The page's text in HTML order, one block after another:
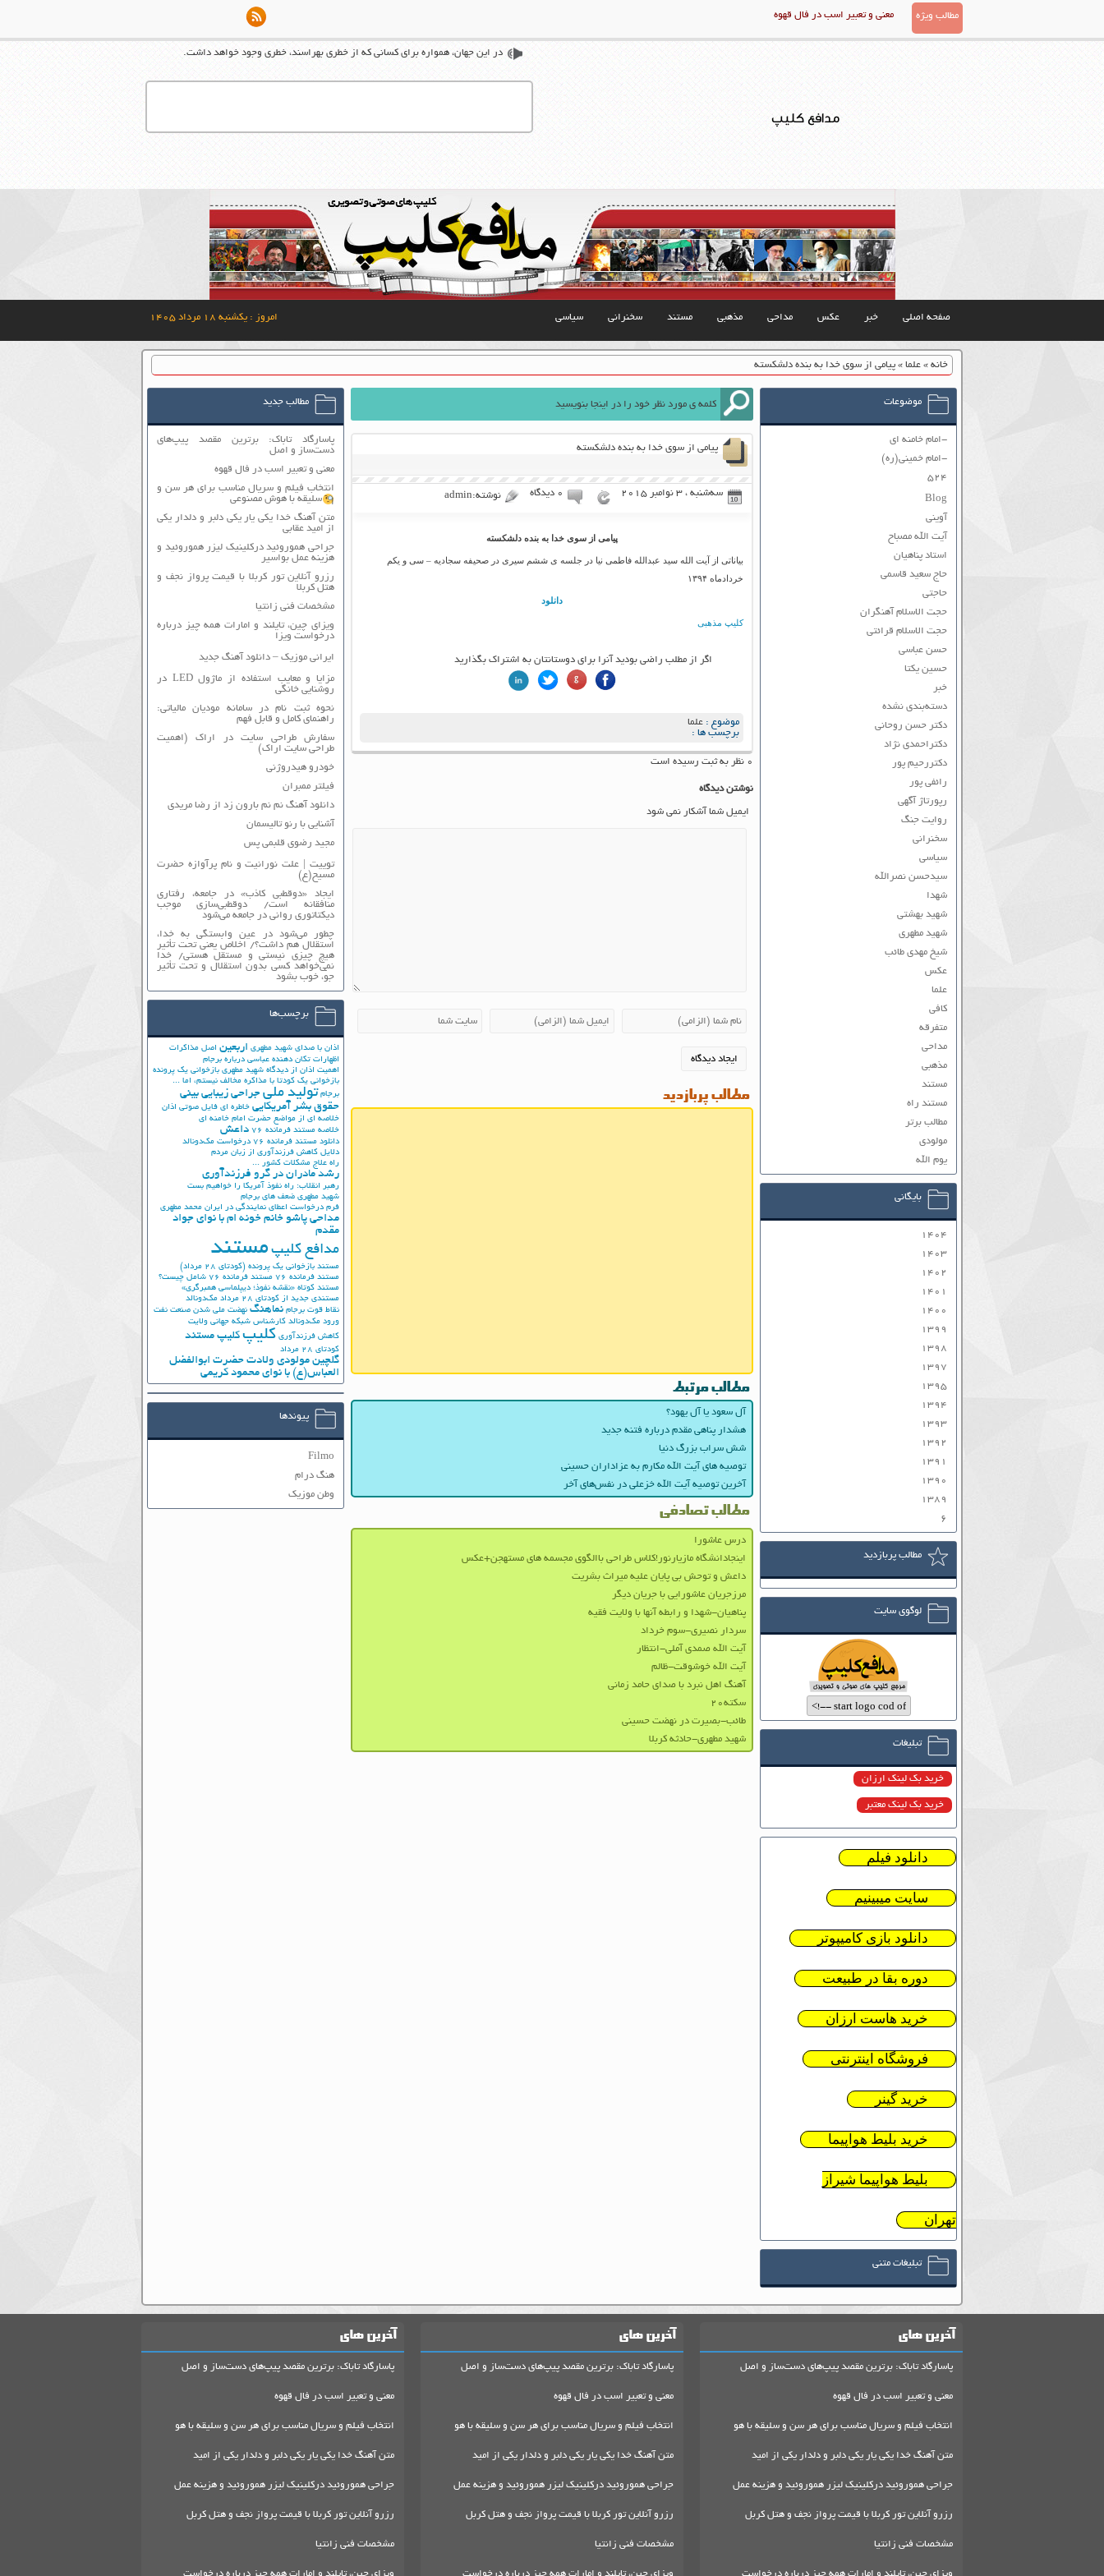
مطالب ویژه معنی و تعبیر اسب در فال قهوه
مدافع کلیپ
در این جهان، همواره برای كسانی كه از خطری بهراسند، خطری وجود خواهد داشت.
صفحه اصلی خبر عکس مداحی مذهبی مستند سخنرانی سیاسی امروز : یکشنبه ۱۸ مرداد ۱۴۰۵
خانه» علما» پیامی از سوی خدا به بنده دلشکسته
پیامی از سوی خدا به بنده دلشکسته
سه‌شنبه ، 3 نوامبر 2015 ۰ دیدگاه نوشته:admin
پیامی از سوی خدا به بنده دلشکسته
بیاناتی از آیت الله سید عبدالله فاطمی نیا در جلسه ی ششم سیری در صحیفه سجادیه – سی و یکم
خردادماه ۱۳۹۴
دانلود
کلیپ مذهبی
اگر از مطلب راضی بودید آنرا برای دوستانتان به اشتراک بگذارید
موضوع : علما
برچسب ها :
۰ نظر به ثبت رسیده است
نوشتن دیدگاه
ایمیل شما آشکار نمی شود
مطالب پربازدید
مطالب مرتبط
آل سعود یا آل یهود؟
هشدار پناهی مقدم درباره فتنه جدید
شش سراب بزرگ دنیا
توصیه های آیت الله مکارم به عزاداران حسینی
آخرین توصیه‌ آیت‌ الله خزعلی در نفس‌های آخر
مطالب تصادفی
درس عاشورا
اینجادانشگاه مازیارنور!کلاس طراحی باالگوی مجسمه های مستهجن+عکس
داعش و توحش بی پايان عليه ميراث بشريت
مرزجریان عاشورایی با جریان دیگر
پناهیان-شهدا و رابطه آنها با ولایت فقیه
سردار نصیری-سوم خرداد
آیت الله صمدی آملی-انتظار
آیت الله خوشوقت-ظالم
آهنگ اهل نبرد با صدای حامد زمانی
سکته۲۰
طائب-بصیرت در نهضت حسینی
شهید مطهری-حادثه کربلا
موضوعات
-امام خامنه ای
-امام خمینی(ره)
۵۲۴
Blog
آوینی
آیت الله مصباح
استاد پناهیان
حاج سعید قاسمی
حاجتی
حجت الاسلام آهنگران
حجت الاسلام قرائتی
حسن عباسی
حسین یکتا
خبر
دسته‌بندی نشده
دکتر حسن روحانی
دکتراحمدی نژاد
دکتررحیم پور
رائفی پور
رپورتاژ آگهی
روایت جنگ
سخنرانی
سیاسی
سیدحسن نصرالله
شهدا
شهید بهشتی
شهید مطهری
شیخ مهدی طائب
عکس
علما
کافی
متفرقه
مداحی
مذهبی
مستند
مستند راه
مطالب برتر
مولودی
یوم الله
بایگانی
۱۴۰۴
۱۴۰۳
۱۴۰۲
۱۴۰۱
۱۴۰۰
۱۳۹۹
۱۳۹۸
۱۳۹۷
۱۳۹۵
۱۳۹۴
۱۳۹۳
۱۳۹۲
۱۳۹۱
۱۳۹۰
۱۳۸۹
۶
مطالب پربازدید
لوگوی سایت
تبلیغات
خرید بک لینک ارزان
خرید بک لینک معتبر
دانلود فیلم
سایت میبینیم
دانلود بازی کامیپوتر
دوره بقا در طبیعت
خرید هاست ارزان
فروشگاه اینترنتی
خرید گینر
خرید بلیط هواپیما
بلیط هواپیما شیراز
تهران
تبلیغات متنی
مطالب جدید
پاسارگاد تاباک: برترین مقصد پیپ‌های
دست‌ساز و اصل
معنی و تعبیر اسب در فال قهوه
انتخاب فیلم و سریال مناسب برای هر سن و
سلیقه با هوش مصنوعی
متن آهنگ خدا یکی یار یکی دلبر و دلدار یکی
از امید عقابی
جراحی هموروئید درکلینیک لیزر هموروئید و
هزینه عمل بواسیر
رزرو آنلاین تور کربلا با قیمت پرواز نجف و
هتل کربلا
مشخصات فنی زانتیا
ویزای چین، تایلند و امارات همه چیز درباره
درخواست ویزا
ایرانی موزیک – دانلود آهنگ جدید
مزایا و معایب استفاده از ماژول LED در
روشنایی خانگی
نحوه ثبت نام در سامانه مودیان مالیاتی:
راهنمای کامل و قابل فهم
سفارش طراحی سایت در اراک (اهمیت
طراحی سایت اراک)
خودرو هیدروژنی
فیلتر ممبران
دانلود آهنگ نم نم بارون زد از رضا مریدی
آشنایی با رنو تالیسمان
مجید رضوی قلبمی پس
توییت | علت نورانیت و نام پرآوازه حضرت
مسیح(ع)
ایجاد «دوقطبی کاذب» در جامعه، رفتاری
منافقانه است/ دوقطبی‌سازی موجب
دیکتاتوری روانی در جامعه می‌شود
چطور می‌شود در عین وابستگی به خدا،
استقلال هم داشت؟/ اخلاص یعنی تحت تأثیر
هیچ چیزی نیستی و مستقل هستی/ خدا
نمی‌خواهد کسی بدون استقلال و تحت تأثیر
جوّ، خوب بشود
برچسب‌ها
اذان با صدای شهید مطهری اربعین اصل مذاکرات
اظهارات تکان دهنده عباسی درباره برجام
اهمیت اذان از دیدگاه شهید مطهری بازخوانی یک پرونده
بازخوانی یک کودتا با مذاکره مخالف نیستم، اما ...
برجام تولید ملی جراحی زیبایی بینی
حقوق بشر آمریکایی خاطره ای فایل صوتی اذان
خلاصه ای از مواضع حضرت امام خامنه ای
خلاصه مستند فرمانده 76
داعش
دانلود مستند فرمانده 76
درخواست مک‌دونالد
دلایل کاهش فرزندآوری از زبان مردم
راه علاج مشکلات کشور ...
رشد مادران در گرو فرزندآوری
رهبر انقلاب: راه نفوذ آمریکا را خواهیم بست
شهید مطهری ضعف های برجام
فرم درخواست اعطای نمایندگی در ایران محمد مطهری
مداحی پاشو خانم خونه ام با نوای جواد
مقدم
مدافع کلیپ مستند
مستند بازخوانی یک پرونده (کودتای 28 مرداد)
مستند فرمانده 76
مستند فرمانده 76 شامل چیست؟
مستند کوتاه «نقشه نفوذ؛ دیپلماسی همبرگری»
مستندی جدید از کودتای 28 مرداد
مک‌دونالد
نقاط قوت برجام نماهنگ نهضت ملي شدن صنعت نفت
ورود مک‌دونالد کارشناس شبکه جهانی ولایت
کاهش فرزندآوری کلیپ کلیپ مستند
کودتای 28 مرداد
گلچین مولودی ولادت حضرت ابوالفضل
العباس(ع) با نوای محمود کریمی
پیوندها
Filmo
هنگ درام
وطن موزیک
آخرین های
پاسارگاد تاباک: برترین مقصد پیپ‌های دست‌ساز و اصل
معنی و تعبیر اسب در فال قهوه
انتخاب فیلم و سریال مناسب برای هر سن و سلیقه با هو
متن آهنگ خدا یکی یار یکی دلبر و دلدار یکی از امید
جراحی هموروئید درکلینیک لیزر هموروئید و هزینه عمل
رزرو آنلاین تور کربلا با قیمت پرواز نجف و هتل کربل
مشخصات فنی زانتیا
آخرین های
پاسارگاد تاباک: برترین مقصد پیپ‌های دست‌ساز و اصل
معنی و تعبیر اسب در فال قهوه
انتخاب فیلم و سریال مناسب برای هر سن و سلیقه با هو
متن آهنگ خدا یکی یار یکی دلبر و دلدار یکی از امید
جراحی هموروئید درکلینیک لیزر هموروئید و هزینه عمل
رزرو آنلاین تور کربلا با قیمت پرواز نجف و هتل کربل
مشخصات فنی زانتیا
آخرین های
پاسارگاد تاباک: برترین مقصد پیپ‌های دست‌ساز و اصل
معنی و تعبیر اسب در فال قهوه
انتخاب فیلم و سریال مناسب برای هر سن و سلیقه با هو
متن آهنگ خدا یکی یار یکی دلبر و دلدار یکی از امید
جراحی هموروئید درکلینیک لیزر هموروئید و هزینه عمل
رزرو آنلاین تور کربلا با قیمت پرواز نجف و هتل کربل
مشخصات فنی زانتیا